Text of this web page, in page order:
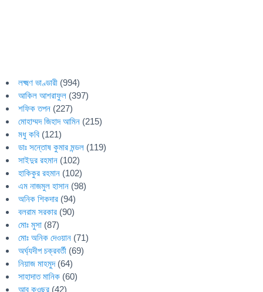
লক্ষ্মণ ভাণ্ডারী (994)
আকিল আশরাফুল (397)
শফিক তপন (227)
মোহাম্মদ জিহাদ আমিন (215)
মধু কবি (121)
ডাঃ সন্তোষ কুমার মন্ডল (119)
সাইদুর রহমান (102)
হাকিকুর রহমান (102)
এম নাজমুল হাসান (98)
অনিক শিকদার (94)
বলরাম সরকার (90)
মোঃ মুসা (87)
মোঃ অনিক দেওয়ান (71)
অর্ঘ্যদীপ চক্রবর্তী (69)
নিয়াজ মাহমুদ(64)
সাহাদাত মানিক (60)
আবু কওছর (42)